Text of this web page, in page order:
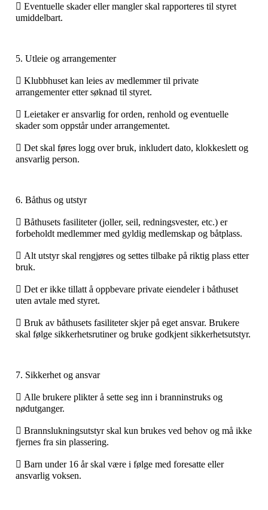
 Eventuelle skader eller mangler skal rapporteres til styret
umiddelbart.
5. Utleie og arrangementer
 Klubbhuset kan leies av medlemmer til private
arrangementer etter søknad til styret.
 Leietaker er ansvarlig for orden, renhold og eventuelle
skader som oppstår under arrangementet.
 Det skal føres logg over bruk, inkludert dato, klokkeslett og
ansvarlig person.
6. Båthus og utstyr
 Båthusets fasiliteter (joller, seil, redningsvester, etc.) er
forbeholdt medlemmer med gyldig medlemskap og båtplass.
 Alt utstyr skal rengjøres og settes tilbake på riktig plass etter
bruk.
 Det er ikke tillatt å oppbevare private eiendeler i båthuset
uten avtale med styret.
 Bruk av båthusets fasiliteter skjer på eget ansvar. Brukere
skal følge sikkerhetsrutiner og bruke godkjent sikkerhetsutstyr.
7. Sikkerhet og ansvar
 Alle brukere plikter å sette seg inn i branninstruks og
nødutganger.
 Brannslukningsutstyr skal kun brukes ved behov og må ikke
fjernes fra sin plassering.
 Barn under 16 år skal være i følge med foresatte eller
ansvarlig voksen.